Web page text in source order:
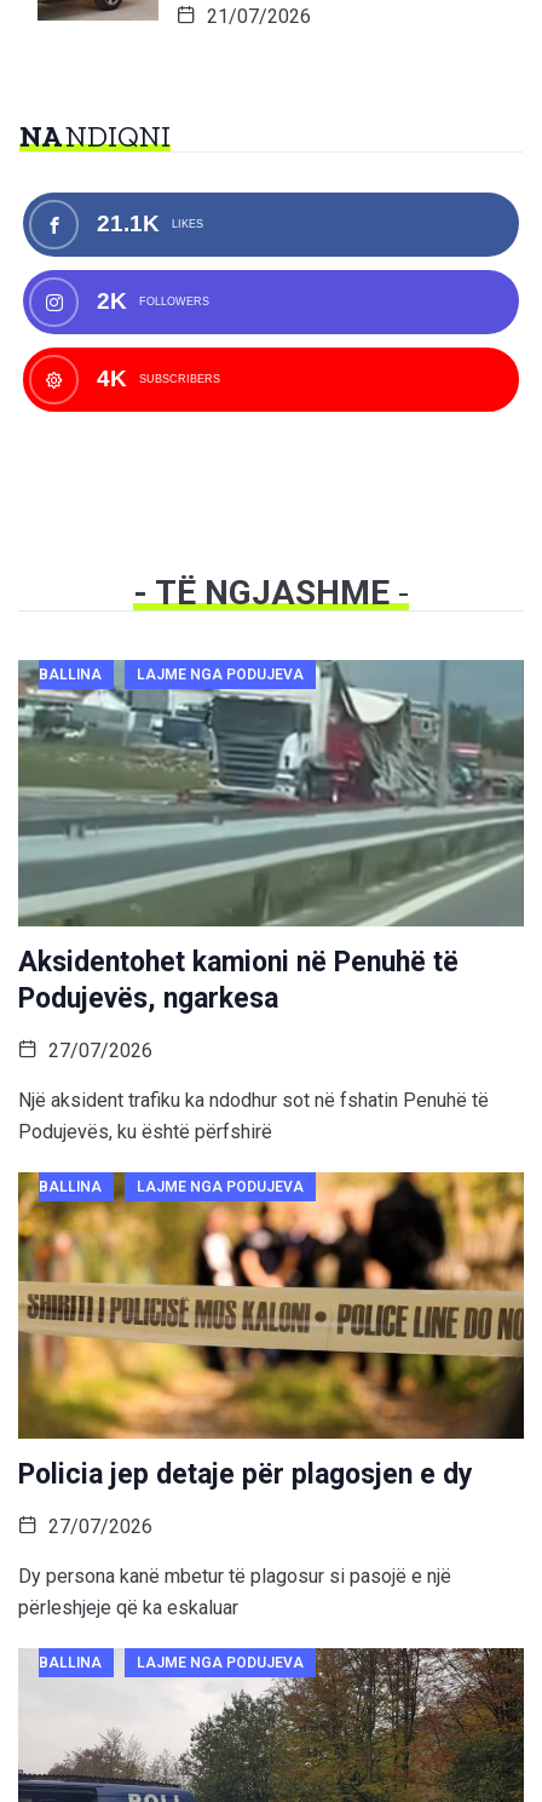
21/07/2026
NANDIQNI
21.1K LIKES
2K FOLLOWERS
4K SUBSCRIBERS
- TË NGJASHME -
BALLINA LAJME NGA PODUJEVA
Aksidentohet kamioni në Penuhë të
Podujevës, ngarkesa
27/07/2026
Një aksident trafiku ka ndodhur sot në fshatin Penuhë të
Podujevës, ku është përfshirë
BALLINA LAJME NGA PODUJEVA
Policia jep detaje për plagosjen e dy
27/07/2026
Dy persona kanë mbetur të plagosur si pasojë e një
përleshjeje që ka eskaluar
BALLINA LAJME NGA PODUJEVA